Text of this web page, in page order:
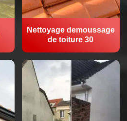
Nettoyage demoussage
de toiture 30